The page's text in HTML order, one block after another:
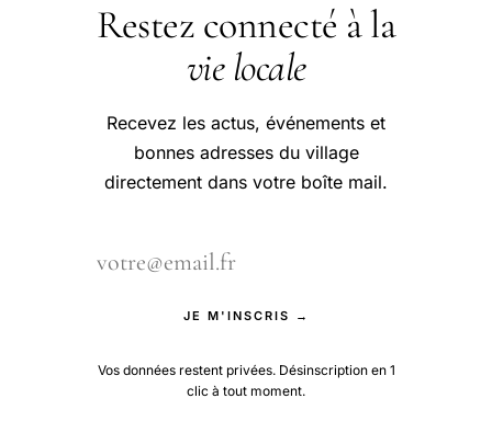
Restez connecté à la
vie locale
Recevez les actus, événements et
bonnes adresses du village
directement dans votre boîte mail.
JE M'INSCRIS →
Vos données restent privées. Désinscription en 1
clic à tout moment.